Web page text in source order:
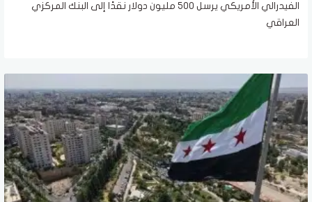
الفيدرالي الأمريكي يرسل 500 مليون دولار نقدًا إلى البنك المركزي
العراقي